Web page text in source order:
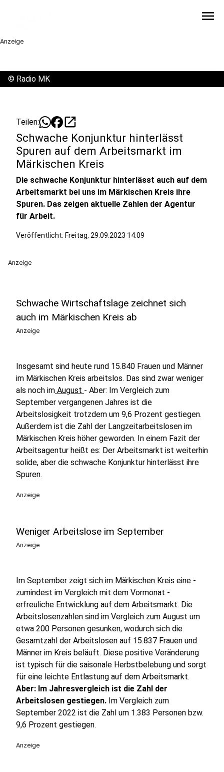
menu
Anzeige
© Radio MK
Teilen: open_in_new
Schwache Konjunktur hinterlässt
Spuren auf dem Arbeitsmarkt im
Märkischen Kreis
Die schwache Konjunktur hinterlässt auch auf dem
Arbeitsmarkt bei uns im Märkischen Kreis ihre
Spuren. Das zeigen aktuelle Zahlen der Agentur
für Arbeit.
Veröffentlicht: Freitag, 29.09.2023 14:09
Anzeige
Schwache Wirtschaftslage zeichnet sich
auch im Märkischen Kreis ab
Anzeige
Insgesamt sind heute rund 15.840 Frauen und Männer
im Märkischen Kreis arbeitslos. Das sind zwar weniger
als noch im August - Aber: Im Vergleich zum
September vergangenen Jahres ist die
Arbeitslosigkeit trotzdem um 9,6 Prozent gestiegen.
Außerdem ist die Zahl der Langzeitarbeitslosen im
Märkischen Kreis höher geworden. In einem Fazit der
Arbeitsagentur heißt es: Der Arbeitsmarkt ist weiterhin
solide, aber die schwache Konjunktur hinterlässt ihre
Spuren.
Anzeige
Weniger Arbeitslose im September
Anzeige
Im September zeigt sich im Märkischen Kreis eine -
zumindest im Vergleich mit dem Vormonat -
erfreuliche Entwicklung auf dem Arbeitsmarkt. Die
Arbeitslosenzahlen sind im Vergleich zum August um
etwa 200 Personen gesunken, wodurch sich die
Gesamtzahl der Arbeitslosen auf 15.837 Frauen und
Männer im Kreis beläuft. Diese positive Veränderung
ist typisch für die saisonale Herbstbelebung und sorgt
für eine leichte Entlastung auf dem Arbeitsmarkt.
Aber: Im Jahresvergleich ist die Zahl der
Arbeitslosen gestiegen. Im Vergleich zum
September 2022 ist die Zahl um 1.383 Personen bzw.
9,6 Prozent gestiegen.
Anzeige